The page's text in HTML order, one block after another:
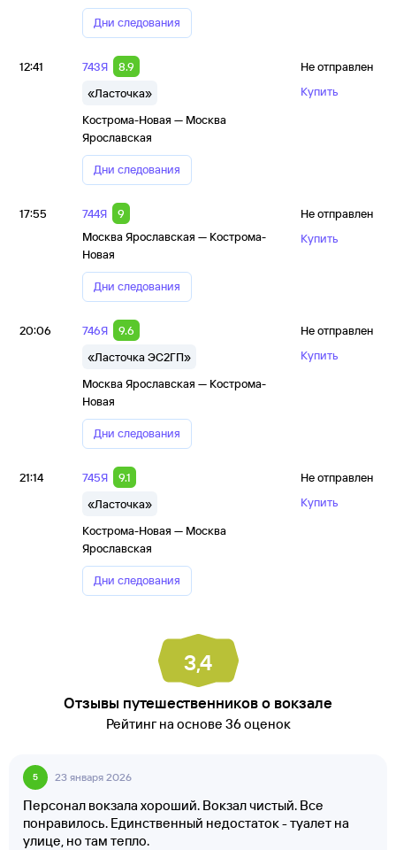
Дни следования
12:41 743Я
8.9
«Ласточка»
Кострома-Новая — Москва
Ярославская
Дни следования
Не отправлен
Купить
17:55 744Я
9
Москва Ярославская — Кострома-
Новая
Дни следования
Не отправлен
Купить
20:06 746Я
9.6
«Ласточка ЭС2ГП»
Москва Ярославская — Кострома-
Новая
Дни следования
Не отправлен
Купить
21:14 745Я
9.1
«Ласточка»
Кострома-Новая — Москва
Ярославская
Дни следования
Не отправлен
Купить
3,4
Отзывы путешественников о вокзале
Рейтинг на основе 36 оценок
5 23 января 2026
Персонал вокзала хороший. Вокзал чистый. Все
понравилось. Единственный недостаток - туалет на
улице, но там тепло.